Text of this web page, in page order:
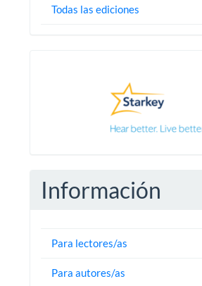
Todas las ediciones
Información
Para lectores/as
Para autores/as